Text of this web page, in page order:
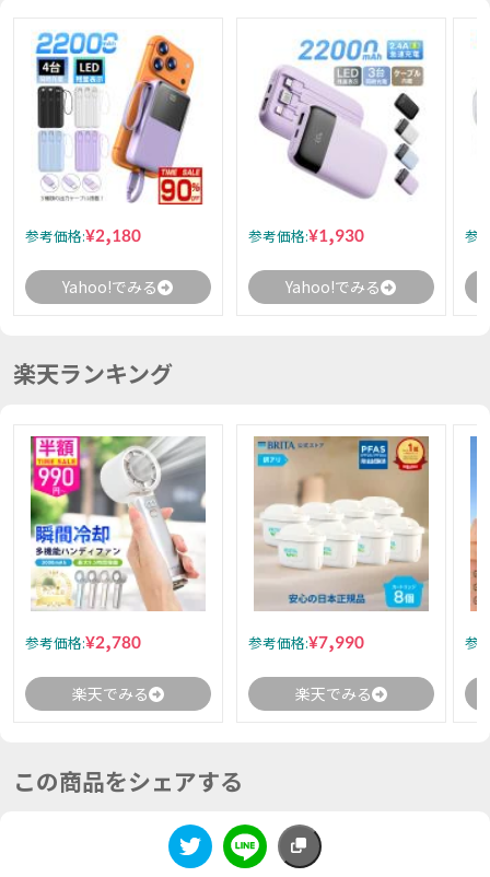
参考価格:¥2,180
Yahoo!でみる
参考価格:¥1,930
Yahoo!でみる
参
楽天ランキング
参考価格:¥2,780
楽天でみる
参考価格:¥7,990
楽天でみる
参
この商品をシェアする